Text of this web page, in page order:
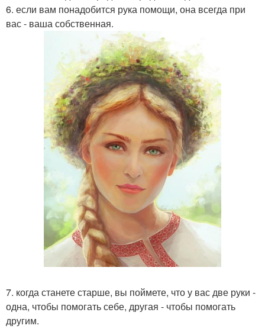
6. если вам понадобится рука помощи, она всегда при
вас - ваша собственная.
7. когда станете старше, вы поймете, что у вас две руки -
одна, чтобы помогать себе, другая - чтобы помогать
другим.